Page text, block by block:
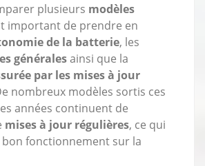
plusieurs modèles
important de prendre en
de la batterie, les
généralesainsi que la
par les mises à jour
nombreux modèles sortis ces
années continuent de
mises à jour régulières, ce qui
fonctionnement sur la